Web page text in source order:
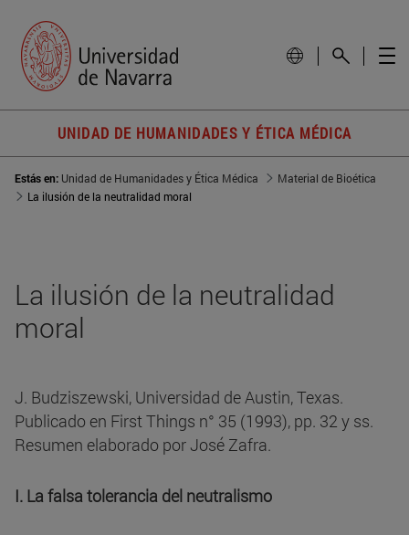
UNIDAD DE HUMANIDADES Y ÉTICA MÉDICA
Estás en: Unidad de Humanidades y Ética Médica
Material de Bioética
La ilusión de la neutralidad moral
La ilusión de la neutralidad
moral
J. Budziszewski, Universidad de Austin, Texas.
Publicado en First Things n° 35 (1993), pp. 32 y ss.
Resumen elaborado por José Zafra.
I. La falsa tolerancia del neutralismo